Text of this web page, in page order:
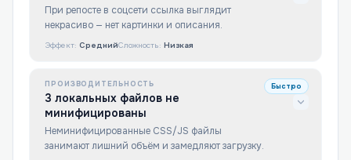
При репосте в соцсети ссылка выглядит
некрасиво — нет картинки и описания.
Эффект: СреднийСложность: Низкая
ПРОИЗВОДИТЕЛЬНОСТЬ
3 локальных файлов не
минифицированы
Неминифицированные CSS/JS файлы
занимают лишний объём и замедляют загрузку.
Быстро